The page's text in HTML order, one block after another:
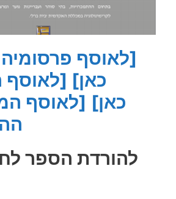
[לאוסף
כאן] [לאוסף
כאן] [לאוסף
להורדת הספר